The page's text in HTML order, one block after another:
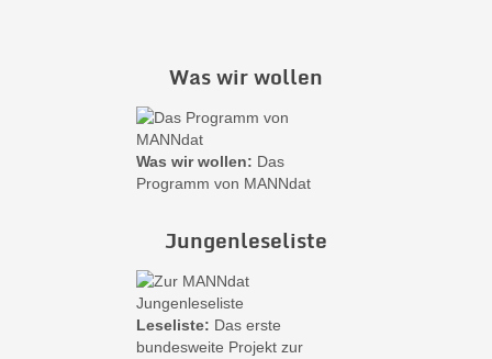
Was wir wollen
Was wir wollen: Das
Programm von MANNdat
Jungenleseliste
Leseliste: Das erste
bundesweite Projekt zur